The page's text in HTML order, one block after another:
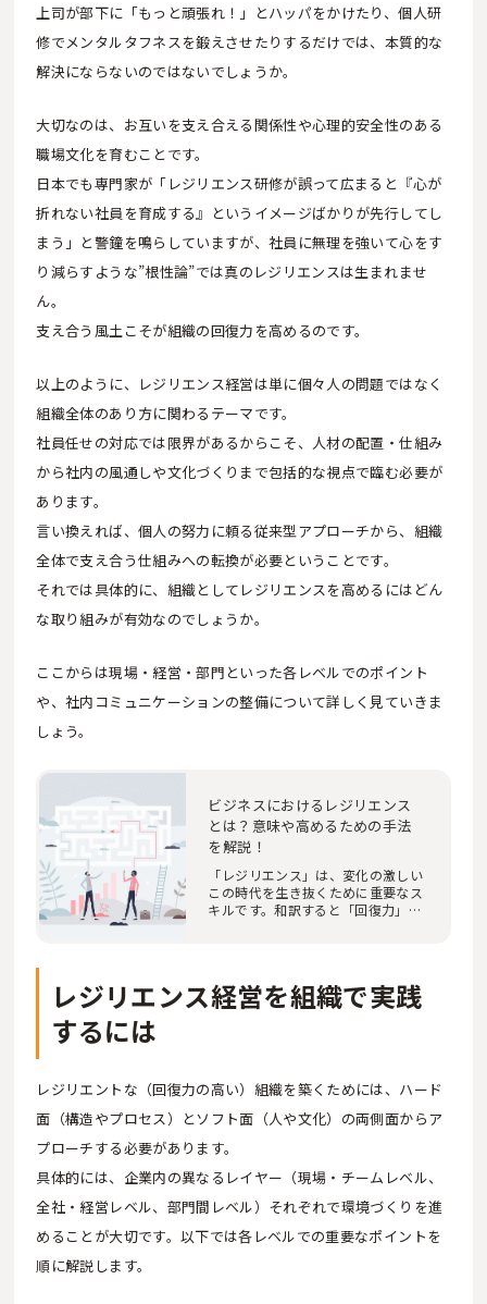
上司が部下に「もっと頑張れ！」とハッパをかけたり、個人研
修でメンタルタフネスを鍛えさせたりするだけでは、本質的な
解決にならないのではないでしょうか。
大切なのは、お互いを支え合える関係性や心理的安全性のある
職場文化を育むことです。
日本でも専門家が「レジリエンス研修が誤って広まると『心が
折れない社員を育成する』というイメージばかりが先行してし
まう」と警鐘を鳴らしていますが、社員に無理を強いて心をす
り減らすような”根性論”では真のレジリエンスは生まれませ
ん。
支え合う風土こそが組織の回復力を高めるのです。
以上のように、レジリエンス経営は単に個々人の問題ではなく
組織全体のあり方に関わるテーマです。
社員任せの対応では限界があるからこそ、人材の配置・仕組み
から社内の風通しや文化づくりまで包括的な視点で臨む必要が
あります。
言い換えれば、個人の努力に頼る従来型アプローチから、組織
全体で支え合う仕組みへの転換が必要ということです。
それでは具体的に、組織としてレジリエンスを高めるにはどん
な取り組みが有効なのでしょうか。
ここからは現場・経営・部門といった各レベルでのポイント
や、社内コミュニケーションの整備について詳しく見ていきま
しょう。
ビジネスにおけるレジリエンス
とは？意味や高めるための手法
を解説！
「レジリエンス」は、変化の激しい
この時代を生き抜くために重要なス
キルです。和訳すると「回復力」
レジリエンス経営を組織で実践
するには
レジリエントな（回復力の高い）組織を築くためには、ハード
面（構造やプロセス）とソフト面（人や文化）の両側面からア
プローチする必要があります。
具体的には、企業内の異なるレイヤー（現場・チームレベル、
全社・経営レベル、部門間レベル）それぞれで環境づくりを進
めることが大切です。以下では各レベルでの重要なポイントを
順に解説します。